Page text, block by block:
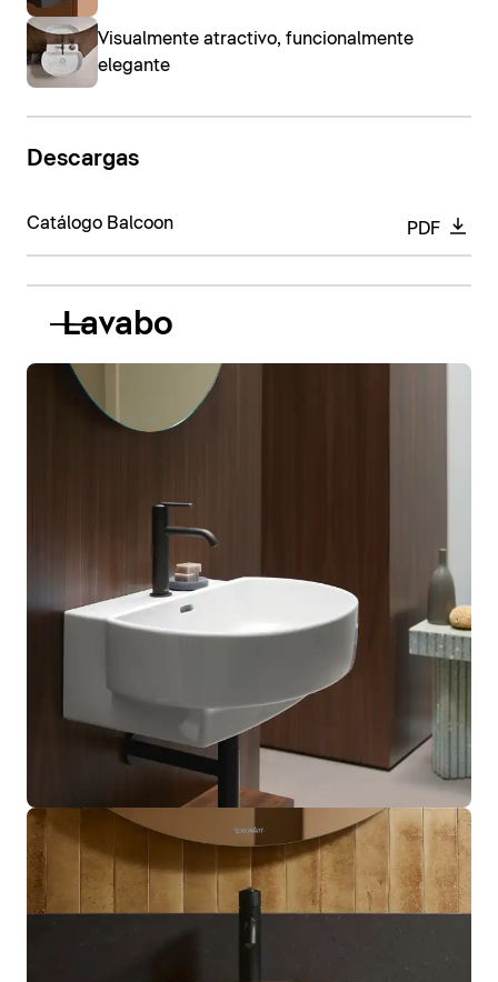
Visualmente atractivo, funcionalmente
elegante
Descargas
Catálogo Balcoon PDF
Lavabo